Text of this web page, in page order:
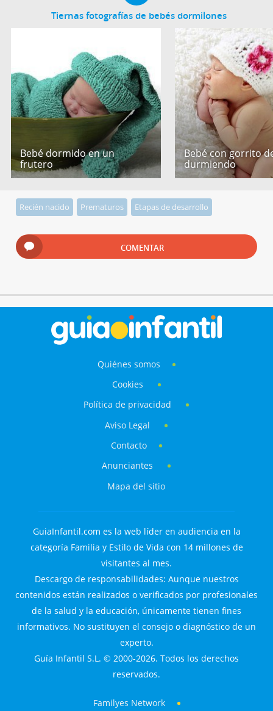
Tiernas fotografías de bebés dormilones
Bebé dormido en un
frutero
Bebé con gorrito
durmiendo
Recién nacido Prematuros Etapas de desarrollo
COMENTAR
Quiénes somos
Cookies
Política de privacidad
Aviso Legal
Contacto
Anunciantes
Mapa del sitio
GuiaInfantil.com es la web líder en audiencia en la
categoría Familia y Estilo de Vida con 14 millones de
visitantes al mes.
Descargo de responsabilidades: Aunque nuestros
contenidos están realizados o verificados por profesionales
de la salud y la educación, únicamente tienen fines
informativos. No sustituyen el consejo o diagnóstico de un
experto.
Guía Infantil S.L. © 2000-2026. Todos los derechos
reservados.
Familyes Network